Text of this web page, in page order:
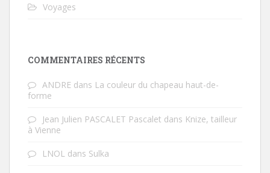
Voyages
COMMENTAIRES RÉCENTS
ANDRE dans La couleur du chapeau haut-de-
forme
Jean Julien PASCALET Pascalet dans Knize, tailleur
à Vienne
LNOL dans Sulka